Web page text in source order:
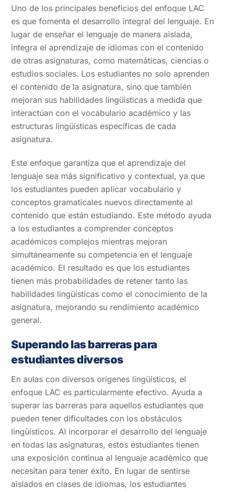
Uno de los principales beneficios del enfoque LAC
es que fomenta el desarrollo integral del lenguaje. En
lugar de enseñar el lenguaje de manera aislada,
integra el aprendizaje de idiomas con el contenido
de otras asignaturas, como matemáticas, ciencias o
estudios sociales. Los estudiantes no solo aprenden
el contenido de la asignatura, sino que también
mejoran sus habilidades lingüísticas a medida que
interactúan con el vocabulario académico y las
estructuras lingüísticas específicas de cada
asignatura.
Este enfoque garantiza que el aprendizaje del
lenguaje sea más significativo y contextual, ya que
los estudiantes pueden aplicar vocabulario y
conceptos gramaticales nuevos directamente al
contenido que están estudiando. Este método ayuda
a los estudiantes a comprender conceptos
académicos complejos mientras mejoran
simultáneamente su competencia en el lenguaje
académico. El resultado es que los estudiantes
tienen más probabilidades de retener tanto las
habilidades lingüísticas como el conocimiento de la
asignatura, mejorando su rendimiento académico
general.
Superando las barreras para
estudiantes diversos
En aulas con diversos orígenes lingüísticos, el
enfoque LAC es particularmente efectivo. Ayuda a
superar las barreras para aquellos estudiantes que
pueden tener dificultades con los obstáculos
lingüísticos. Al incorporar el desarrollo del lenguaje
en todas las asignaturas, estos estudiantes tienen
una exposición continua al lenguaje académico que
necesitan para tener éxito. En lugar de sentirse
aislados en clases de idiomas, los estudiantes